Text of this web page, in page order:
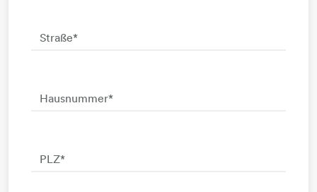
Straße*
Hausnummer*
PLZ*